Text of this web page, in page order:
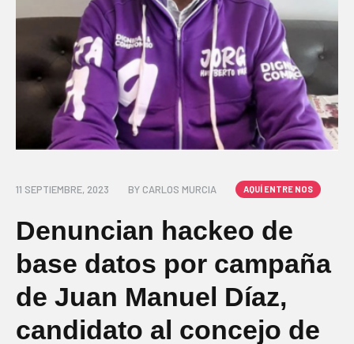
11 SEPTIEMBRE, 2023 BY CARLOS MURCIA AQUÍ ENTRE NOS
Denuncian hackeo de
base datos por campaña
de Juan Manuel Díaz,
candidato al concejo de